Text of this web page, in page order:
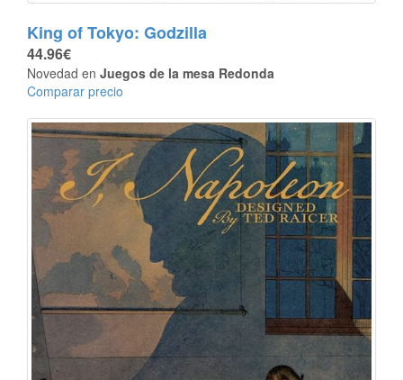
King of Tokyo: Godzilla
44.96€
Novedad en Juegos de la mesa Redonda
Comparar precio